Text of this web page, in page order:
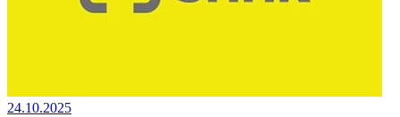
24.10.2025